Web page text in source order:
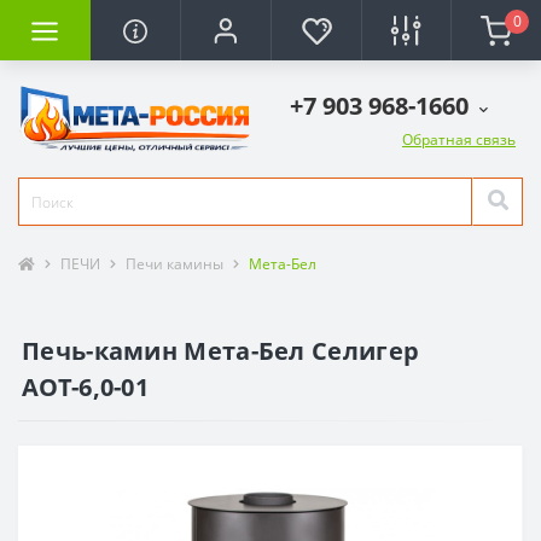
0
+7 903 968-1660
Обратная связь
ПЕЧИ Печи камины Мета-Бел
Печь-камин Мета-Бел Селигер
АОТ-6,0-01